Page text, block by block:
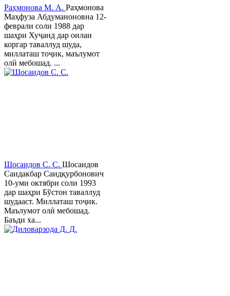
Раҳмонова М. А. Раҳмонова
Маҳфуза Абдуманоновна 12-
феврали соли 1988 дар
шаҳри Хуҷанд дар оилаи
коргар таваллуд шуда,
миллаташ тоҷик, маълумот
олӣ мебошад. ...
Шосаидов С. С. Шосаидов
Саидакбар Саидқурбонович
10-уми октябри соли 1993
дар шаҳри Бўстон таваллуд
шудааст. Миллаташ тоҷик.
Маълумот олӣ мебошад.
Баъди ха...